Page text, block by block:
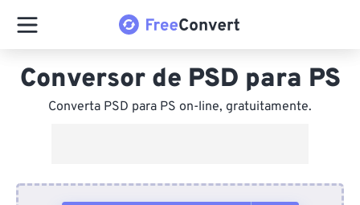
Conversor de PSD para PS
Converta PSD para PS on-line, gratuitamente.